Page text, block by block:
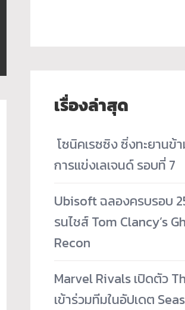
เรื่องล่าสุด
โซนิคเรซซิง ซิ่งทะยานข้
การแข่งเลเจนด์ รอบที่ 7
Ubisoft ฉลองครบรอบ
รนไชส์ Tom Clancy’s
Recon
Marvel Rivals เปิดตัว
เข้าร่วมทีมในอัปเดต